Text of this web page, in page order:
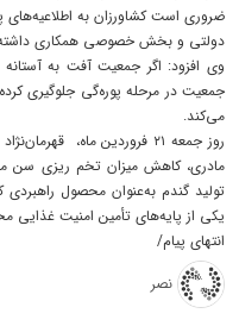
ضروری است کشاورزان به
دولتی و بخش خصوصی همکاری داشته
وی افزود: اگر جمعیت آفت به آستانه
جمعیت در مرحله پوره‌گی جلوگیری
می‌کند.
روز جمعه ۲۱ فروردین
مادری، کاهش میزان تخم ریزی سن
تولید گندم به‌عنوان محصول
یکی از پایه‌های تأمین امنیت
انتهای پیام/
نصر